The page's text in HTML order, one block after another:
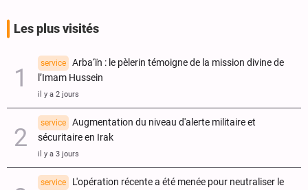
Les plus visités
service
Arba‘ïn : le pèlerin témoigne de la mission divine de
l’Imam Hussein
il y a 2 jours
service
Augmentation du niveau d'alerte militaire et
sécuritaire en Irak
il y a 3 jours
service
L'opération récente a été menée pour neutraliser le